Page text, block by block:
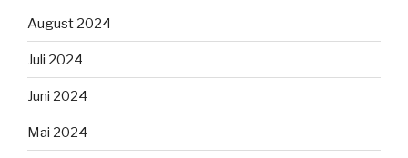
August 2024
Juli 2024
Juni 2024
Mai 2024